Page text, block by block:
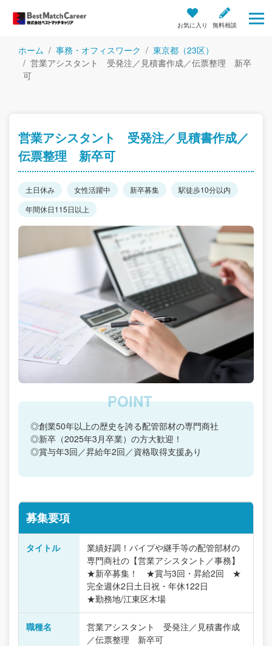
お気に入り 無料相談
ホーム 事務・オフィスワーク
東京都（23区）
営業アシスタント 受発注／見積書作成／伝票整理 新卒
可
営業アシスタント 受発注／見積書作成／
伝票整理 新卒可
土日休み 女性活躍中 新卒募集
駅徒歩10分以内
年間休日115日以上
◎創業50年以上の歴史を誇る配管部材の専門商社
◎新卒（2025年3月卒業）の方大歓迎！
◎賞与年3回／昇給年2回／資格取得支援あり
募集要項
タイトル
業績好調！パイプや継手等の配管部材の
専門商社の【営業アシスタント／事務】
★新卒募集！ ★賞与3回・昇給2回 ★
完全週休2日土日祝・年休122日
★勤務地/江東区木場
職種名
営業アシスタント 受発注／見積書作成
／伝票整理 新卒可